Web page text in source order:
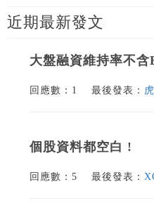
近期最新發文
大盤融資維持率不
回應數：1 最後發表：
個股資料都空白 !
回應數：5 最後發表：